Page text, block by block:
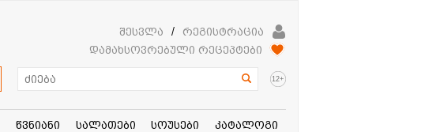
შესვლა /
რეგისტრაცია
დამახსოვრებული რეცეპტები
12+
წვნიანი სალათები სოუსები კატალოგი